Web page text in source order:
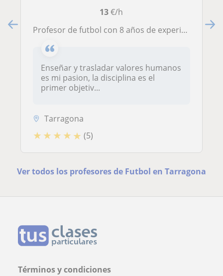
13€/h
Profesor de futbol con 8 años de experiencia y coordinador del club de futbol.
Enseñar y trasladar valores humanos
es mi pasion, la disciplina es el
primer objetiv...
Tarragona
★ ★ ★ ★ ★ (5)
Ver todos los profesores de Futbol en Tarragona
Términos y condiciones